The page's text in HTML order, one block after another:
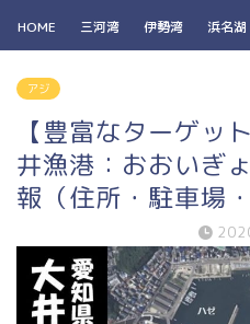
HOME 三河湾 伊勢湾 浜名湖
アジ
【豊富なターゲッ
井漁港：おおいぎ
報（住所・駐車場